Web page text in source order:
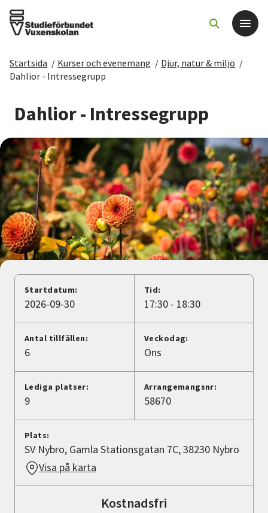
Det här gör vi
För dig som
Sök kurser och evenemang
Om SV
Starta studiecirkel
Cirkelledare
Nyheter
Avdelningar
Lyssna
Startsida / Kurser och evenemang / Djur, natur & miljö /
Dahlior - Intressegrupp
Dahlior - Intressegrupp
Startdatum:
2026-09-30
Tid:
17:30 - 18:30
Antal tillfällen:
6
Veckodag:
Ons
Lediga platser:
9
Arrangemangsnr:
58670
Plats:
SV Nybro, Gamla Stationsgatan 7C, 38230 Nybro
Visa på karta
Kostnadsfri